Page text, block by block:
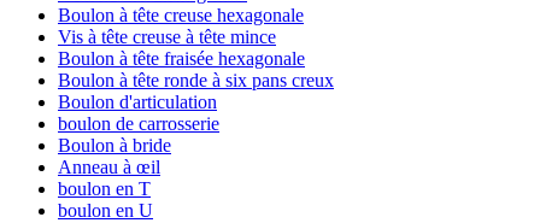
Boulon à tête creuse hexagonale
Vis à tête creuse à tête mince
Boulon à tête fraisée hexagonale
Boulon à tête ronde à six pans creux
Boulon d'articulation
boulon de carrosserie
Boulon à bride
Anneau à œil
boulon en T
boulon en U